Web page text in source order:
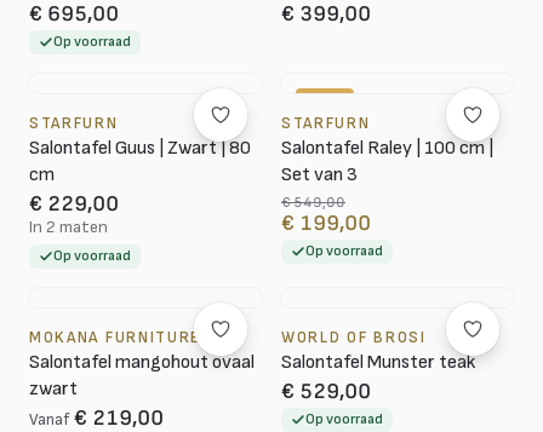
€ 695,00
Op voorraad
€ 399,00
STARFURN
Salontafel Guus | Zwart | 80
cm
€ 229,00
In 2 maten
Op voorraad
STARFURN
Salontafel Raley | 100 cm |
Set van 3
€ 549,00
€ 199,00
Op voorraad
MOKANA FURNITURE
Salontafel mangohout ovaal
zwart
Vanaf € 219,00
WORLD OF BROSI
Salontafel Munster teak
€ 529,00
Op voorraad